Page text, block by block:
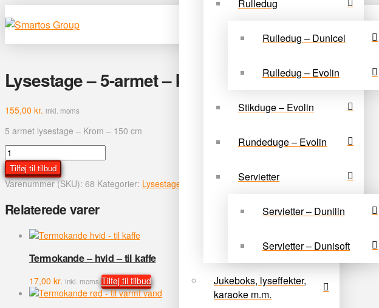
Rulledug
Rulledug – Dunicel
Rulledug – Evolin
Stikduge – Evolin
Rundeduge – Evolin
Servietter
Servietter – Dunilin
Servietter – Dunisoft
Jukeboks, lyseffekter,
karaoke m.m.
Lysestage – 5-armet – krom – 150 cm
155,00 kr. inkl. moms
5 armet lysestage – Krom – 150 cm
Lysestage
-
5-
armet
krom
Tilføj til tilbud
Varenummer (SKU): 68 Kategorier: Lysestager og vaser Service & Tilbehør
Relaterede varer
Termokande – hvid – til kaffe
17,00 kr. inkl. moms Tilføj til tilbud